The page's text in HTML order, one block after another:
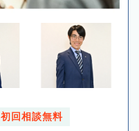
初回相談無料